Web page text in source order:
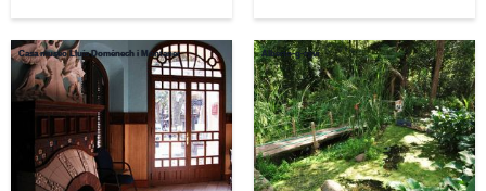
Casa museo Lluís Domènech i Montaner Alberto-g-rovi